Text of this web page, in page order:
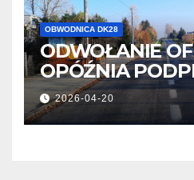
OBWODNICA DK28
ODWOŁANIE
OPÓŹNIA
UMOWY
2026-04-20